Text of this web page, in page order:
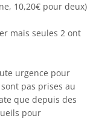
10,20€ pour deux)
mais seules 2 ont
urgence pour
pas prises au
que depuis des
pour